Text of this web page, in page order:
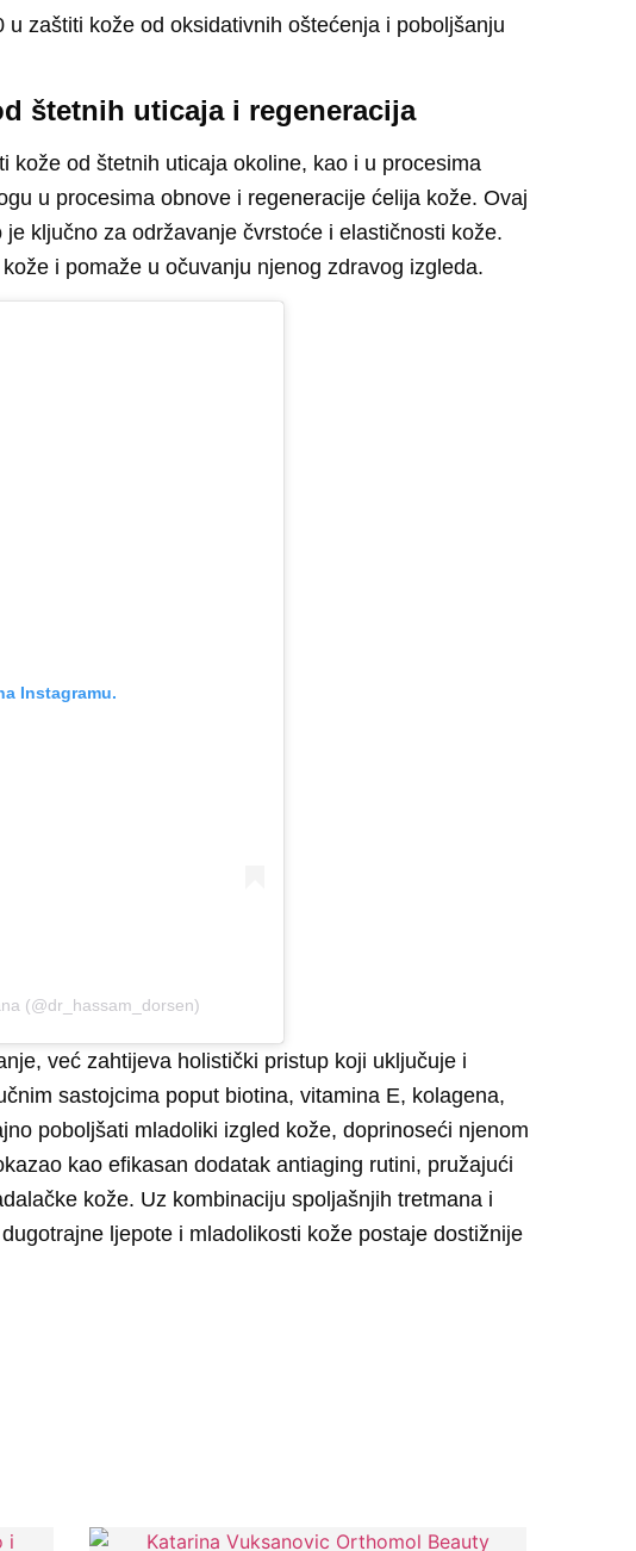
uzaštiti kože od oksidativnih oštećenja i poboljšanju
štetnih uticaja i regeneracija
kože od štetnih uticaja okoline, kao i u procesima
u procesima obnove i regeneracije ćelija kože. Ovaj
ključno za održavanje čvrstoće i elastičnosti kože.
i pomaže u očuvanju njenog zdravog izgleda.
Instagramu.
(@dr_hassam_dorsen)
već zahtijeva holistički pristup koji uključuje i
sastojcima poput biotina, vitamina E, kolagena,
poboljšati mladoliki izgled kože, doprinoseći njenom
kao efikasan dodatak antiaging rutini, pružajući
kože. Uz kombinaciju spoljašnjih tretmana i
ljepote i mladolikosti kože postaje dostižnije